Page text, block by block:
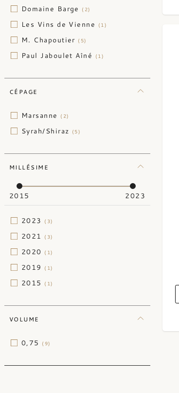
Domaine Barge (2)
Les Vins de Vienne (1)
M. Chapoutier (5)
Paul Jaboulet Aîné (1)
CÉPAGE
Marsanne (2)
Syrah/Shiraz (5)
MILLÉSIME
2015 2023
2023 (3)
2021 (3)
2020 (1)
2019 (1)
2015 (1)
VOLUME
0,75 (9)